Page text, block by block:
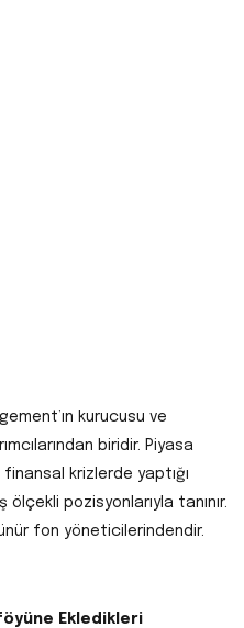
kurucusu ve
biridir. Piyasa
krizlerde yaptığı
pozisyonlarıyla tanınır.
fon yöneticilerindendir.
Ekledikleri